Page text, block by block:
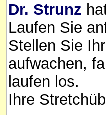
Dr. Strunz
Laufen Sie
Stellen Sie
aufwachen,
laufen los.
Ihre